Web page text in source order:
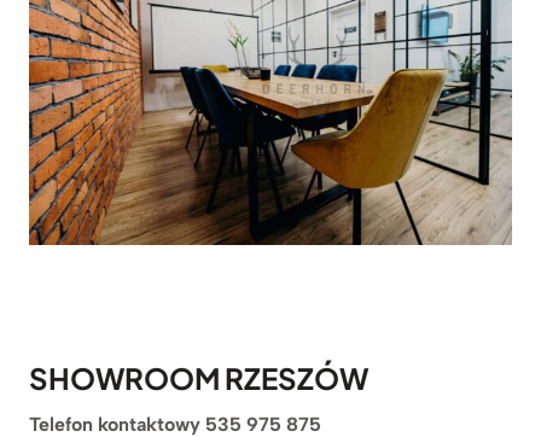
SHOWROOM RZESZÓW
Telefon kontaktowy 535 975 875